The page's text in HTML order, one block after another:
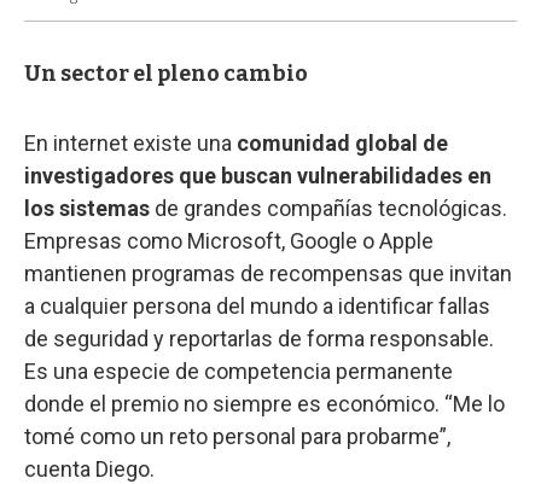
Un sector el pleno cambio
En internet existe una comunidad global de
investigadores que buscan vulnerabilidades en
los sistemas de grandes compañías tecnológicas.
Empresas como Microsoft, Google o Apple
mantienen programas de recompensas que invitan
a cualquier persona del mundo a identificar fallas
de seguridad y reportarlas de forma responsable.
Es una especie de competencia permanente
donde el premio no siempre es económico. “Me lo
tomé como un reto personal para probarme”,
cuenta Diego.